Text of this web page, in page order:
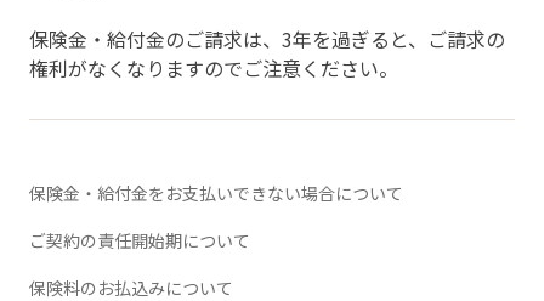
保険金・給付金のご請求は、3年を過ぎると、ご請求の
権利がなくなりますのでご注意ください。
保険金・給付金をお支払いできない場合について
ご契約の責任開始期について
保険料のお払込みについて